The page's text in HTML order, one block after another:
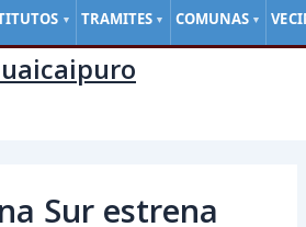
▼ TRAMITES ▼ COMUNAS ▼
Sur estrena